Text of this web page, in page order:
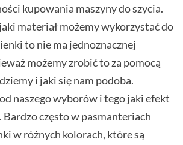
kupowania maszyny do szycia.
materiał możemy wykorzystać do
to nie ma jednoznacznej
możemy zrobić to za pomocą
i jaki się nam podoba.
naszego wyborów i tego jaki efekt
Bardzo często w pasmanteriach
w różnych kolorach, które są